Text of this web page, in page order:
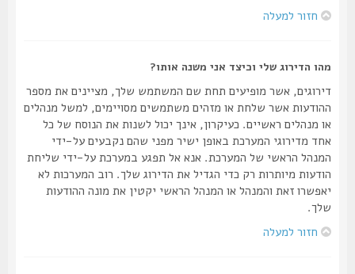
חזור למעלה
מהו הדירוג שלי וכיצד אני משנה אותו?
דירוגים, אשר מופיעים תחת שם המשתמש שלך, מציינים את מספר
ההודעות אשר שלחת או מזהים משתמשים מסויימים, למשל מנהלים
או מנהלים ראשיים. כעיקרון, אינך יכול לשנות את הנוסח של כל
אחד מדירוגי המערכת באופן ישיר מפני שהם נקבעים על-ידי
המנהל הראשי של המערכת. אנא אל תפגע במערכת על-ידי שליחת
הודעות מיותרות רק כדי הגדיל את הדירוג שלך. רוב המערכות לא
יאפשרו זאת והמנהל או המנהל הראשי יקטין את מונה ההודעות
חזור למעלה